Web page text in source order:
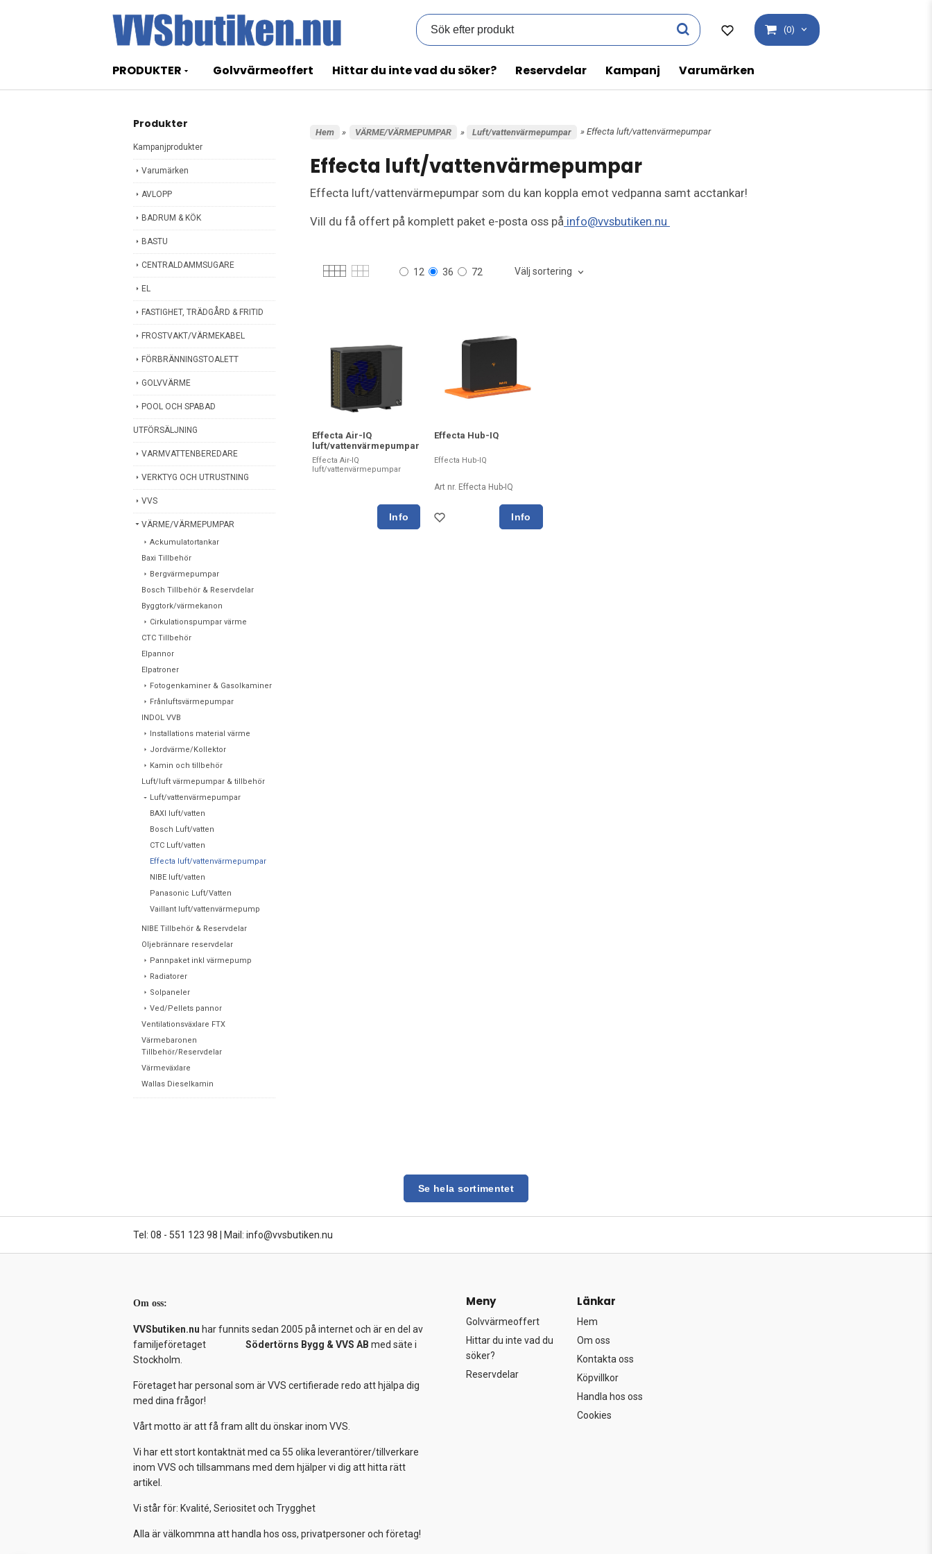
(0)
PRODUKTER Golvvärmeoffert Hittar du inte vad du söker? Reservdelar Kampanj Varumärken
Produkter
Kampanjprodukter
Varumärken
AVLOPP
BADRUM & KÖK
BASTU
CENTRALDAMMSUGARE
EL
FASTIGHET, TRÄDGÅRD & FRITID
FROSTVAKT/VÄRMEKABEL
FÖRBRÄNNINGSTOALETT
GOLVVÄRME
POOL OCH SPABAD
UTFÖRSÄLJNING
VARMVATTENBEREDARE
VERKTYG OCH UTRUSTNING
VVS
VÄRME/VÄRMEPUMPAR
Ackumulatortankar
Baxi Tillbehör
Bergvärmepumpar
Bosch Tillbehör & Reservdelar
Byggtork/värmekanon
Cirkulationspumpar värme
CTC Tillbehör
Elpannor
Elpatroner
Fotogenkaminer & Gasolkaminer
Frånluftsvärmepumpar
INDOL VVB
Installations material värme
Jordvärme/Kollektor
Kamin och tillbehör
Luft/luft värmepumpar & tillbehör
Luft/vattenvärmepumpar
BAXI luft/vatten
Bosch Luft/vatten
CTC Luft/vatten
Effecta luft/vattenvärmepumpar
NIBE luft/vatten
Panasonic Luft/Vatten
Vaillant luft/vattenvärmepump
NIBE Tillbehör & Reservdelar
Oljebrännare reservdelar
Pannpaket inkl värmepump
Radiatorer
Solpaneler
Ved/Pellets pannor
Ventilationsväxlare FTX
Värmebaronen
Tillbehör/Reservdelar
Värmeväxlare
Wallas Dieselkamin
Hem » VÄRME/VÄRMEPUMPAR » Luft/vattenvärmepumpar » Effecta luft/vattenvärmepumpar
Effecta luft/vattenvärmepumpar
Effecta luft/vattenvärmepumpar som du kan koppla emot vedpanna samt acctankar!
Vill du få offert på komplett paket e-posta oss på info@vvsbutiken.nu
12 36 72 Välj sortering
Effecta Air-IQ
luft/vattenvärmepumpar
Effecta Air-IQ
luft/vattenvärmepumpar
Effecta Hub-IQ
Effecta Hub-IQ
Art nr. Effecta Hub-IQ
Se hela sortimentet
Tel: 08 - 551 123 98 Mail: info@vvsbutiken.nu
Om oss:
VVSbutiken.nu har funnits sedan 2005 på internet och är en del av
familjeföretaget Södertörns Bygg & VVS AB med säte i
Stockholm.
Företaget har personal som är VVS certifierade redo att hjälpa dig
med dina frågor!
Vårt motto är att få fram allt du önskar inom VVS.
Vi har ett stort kontaktnät med ca 55 olika leverantörer/tillverkare
inom VVS och tillsammans med dem hjälper vi dig att hitta rätt
artikel.
Vi står för: Kvalité, Seriositet och Trygghet
Alla är välkommna att handla hos oss, privatpersoner och företag!
Meny
Golvvärmeoffert
Hittar du inte vad du
söker?
Reservdelar
Länkar
Hem
Om oss
Kontakta oss
Köpvillkor
Handla hos oss
Cookies